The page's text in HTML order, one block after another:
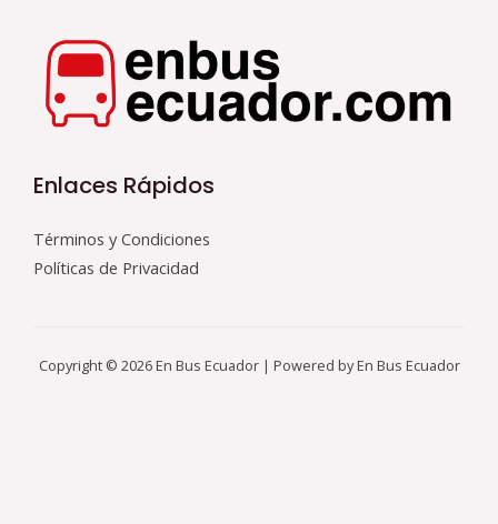
Enlaces Rápidos
Términos y Condiciones
Políticas de Privacidad
Copyright © 2026 En Bus Ecuador | Powered by En Bus Ecuador